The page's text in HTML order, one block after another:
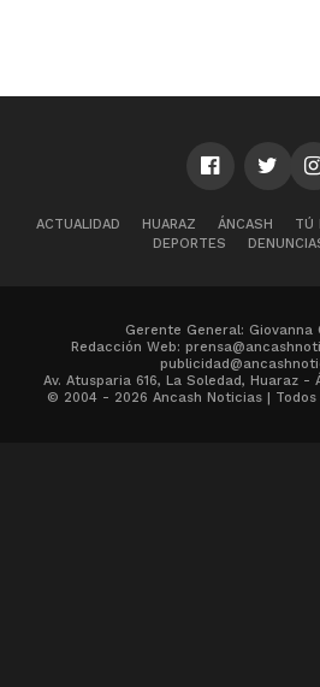
ACTUALIDAD HUARAZ ÁNCASH TÚ
DEPORTES
Gerente General: Giovanna
Redacción Web:
Av. Atusparia 616, La Soledad, Huaraz -
© 2004 - 2026 Ancash Noticias |